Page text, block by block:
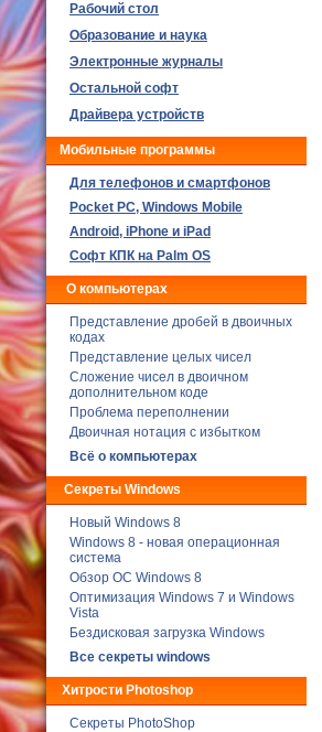
Рабочий стол
Образование и наука
Электронные журналы
Остальной софт
Драйвера устройств
Мобильные программы
Для телефонов и смартфонов
Poсket PC, Windows Mobile
Android, iPhone и iPad
Софт КПК на Palm OS
О компьютерах
Представление дробей в двоичных
кодах
Представление целых чисел
Сложение чисел в двоичном
дополнительном коде
Проблема переполнении
Двоичная нотация с избытком
Всё о компьютерах
Секреты Windows
Новый Windows 8
Windows 8 - новая операционная
система
Обзор ОС Windows 8
Оптимизация Windows 7 и Windows
Vista
Бездисковая загрузка Windows
Все секреты windows
Хитрости Photoshop
Секреты PhotoShop